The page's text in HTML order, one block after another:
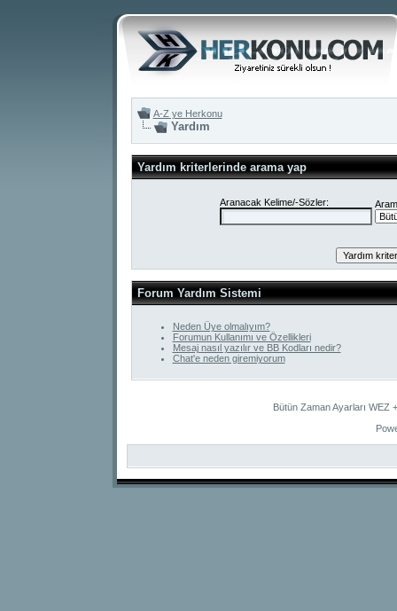
A-Z ye Herkonu
Yardım
Yardım kriterlerinde arama yap
Aranacak Kelime/-Sözler:
Forum Yardım Sistemi
Neden Üye olmalıyım?
Forumun Kullanımı ve Özellikleri
Mesaj nasıl yazılır ve BB Kodları nedir?
Chat'e neden giremiyorum
Bütün Zaman Ayarları WEZ